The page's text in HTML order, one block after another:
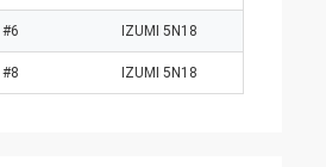
#6 IZUMI 5N18
#8 IZUMI 5N18